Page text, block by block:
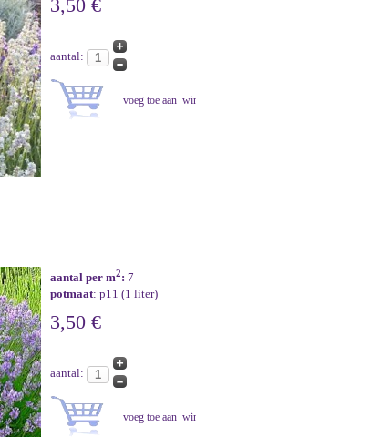
3,50 €
aantal:
aantal per m2: 7
potmaat: p11 (1 liter)
3,50 €
aantal: